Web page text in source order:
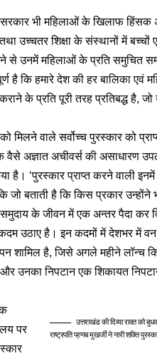
सरकार भी महिलाओं के खिलाफ हिंसक
उच्‍चतर शिक्षा के संस्‍थानों में
से उनमें महिलाओं के प्रति समुचित
है कि हमारे देश की हर बालिका एवं
के प्रति पूरी त‍रह प्रतिबद्ध है,
मिलने वाले सर्वोच्‍च पुरस्‍कार को
अज्ञात अचीवर्स की असाधारण
है। ‘पुरस्‍कार प्राप्‍त करने वाली
जो बताती है कि किस प्रकार
के जीवन में एक अन्‍तर पैदा कर
उठाए है। इन कदमों में देशभर में
शामिल है, जिसे अगले महीने लॉन्‍च
उनका निपटान एक शिकायत
उत्तराखंड की दिव्या रावत को
राष्ट्रपति प्रणब मुखर्जी ने नारी शक्ति
पर